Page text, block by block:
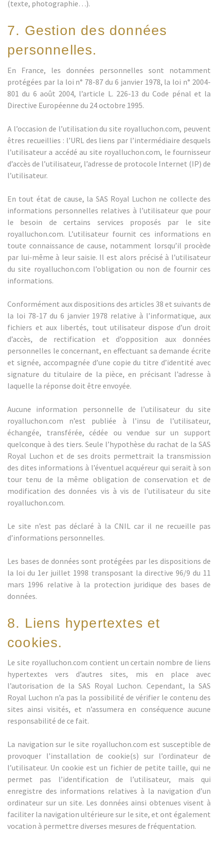
(texte, photographie…).
7. Gestion des données
personnelles.
En France, les données personnelles sont notamment
protégées par la loi n° 78-87 du 6 janvier 1978, la loi n° 2004-
801 du 6 août 2004, l’article L. 226-13 du Code pénal et la
Directive Européenne du 24 octobre 1995.
A l’occasion de l’utilisation du site royalluchon.com, peuvent
êtres recueillies : l’URL des liens par l’intermédiaire desquels
l’utilisateur a accédé au site royalluchon.com, le fournisseur
d’accès de l’utilisateur, l’adresse de protocole Internet (IP) de
l’utilisateur.
En tout état de cause, la SAS Royal Luchon ne collecte des
informations personnelles relatives à l’utilisateur que pour
le besoin de certains services proposés par le site
royalluchon.com. L’utilisateur fournit ces informations en
toute connaissance de cause, notamment lorsqu’il procède
par lui-même à leur saisie. Il est alors précisé à l’utilisateur
du site royalluchon.com l’obligation ou non de fournir ces
informations.
Conformément aux dispositions des articles 38 et suivants de
la loi 78-17 du 6 janvier 1978 relative à l’informatique, aux
fichiers et aux libertés, tout utilisateur dispose d’un droit
d’accès, de rectification et d’opposition aux données
personnelles le concernant, en effectuant sa demande écrite
et signée, accompagnée d’une copie du titre d’identité avec
signature du titulaire de la pièce, en précisant l’adresse à
laquelle la réponse doit être envoyée.
Aucune information personnelle de l’utilisateur du site
royalluchon.com n’est publiée à l’insu de l’utilisateur,
échangée, transférée, cédée ou vendue sur un support
quelconque à des tiers. Seule l’hypothèse du rachat de la SAS
Royal Luchon et de ses droits permettrait la transmission
des dites informations à l’éventuel acquéreur qui serait à son
tour tenu de la même obligation de conservation et de
modification des données vis à vis de l’utilisateur du site
royalluchon.com.
Le site n’est pas déclaré à la CNIL car il ne recueille pas
d’informations personnelles.
Les bases de données sont protégées par les dispositions de
la loi du 1er juillet 1998 transposant la directive 96/9 du 11
mars 1996 relative à la protection juridique des bases de
données.
8. Liens hypertextes et
cookies.
Le site royalluchon.com contient un certain nombre de liens
hypertextes vers d’autres sites, mis en place avec
l’autorisation de la SAS Royal Luchon. Cependant, la SAS
Royal Luchon n’a pas la possibilité de vérifier le contenu des
sites ainsi visités, et n’assumera en conséquence aucune
responsabilité de ce fait.
La navigation sur le site royalluchon.com est susceptible de
provoquer l’installation de cookie(s) sur l’ordinateur de
l’utilisateur. Un cookie est un fichier de petite taille, qui ne
permet pas l’identification de l’utilisateur, mais qui
enregistre des informations relatives à la navigation d’un
ordinateur sur un site. Les données ainsi obtenues visent à
faciliter la navigation ultérieure sur le site, et ont également
vocation à permettre diverses mesures de fréquentation.